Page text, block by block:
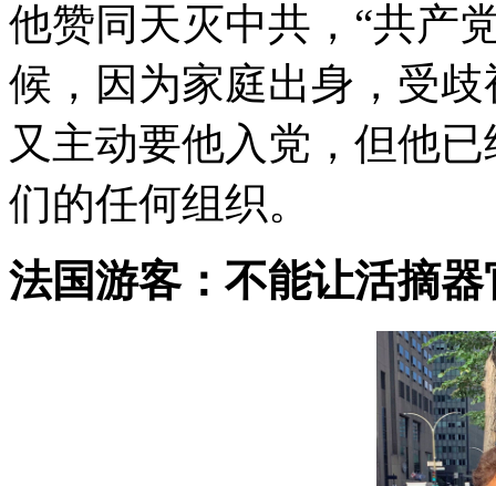
他赞同天灭中共，“共产
候，因为家庭出身，受
又主动要他入党，但他
们的任何组织。
法国游客：不能让活摘